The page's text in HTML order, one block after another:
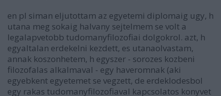
en pl siman eljutottam az egyetemi diplomaig ugy, h
utana meg sokaig halvany sejtelmem se volt a
legalapvetobb tudomanyfilozofiai dolgokrol. azt, h
egyaltalan erdekelni kezdett, es utanaolvastam,
annak koszonhetem, h egyszer - sorozes kozbeni
filozofalas alkalmaval - egy haveromnak (aki
egyebkent egyetemet se vegzett, de erdeklodesbol
egy rakas tudomanyfilozofiaval kapcsolatos konyvet